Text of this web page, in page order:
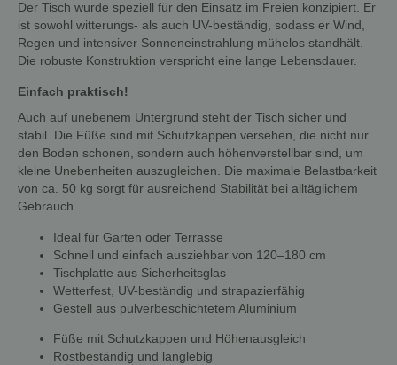
Der Tisch wurde speziell für den Einsatz im Freien konzipiert. Er
ist sowohl witterungs- als auch UV-beständig, sodass er Wind,
Regen und intensiver Sonneneinstrahlung mühelos standhält.
Die robuste Konstruktion verspricht eine lange Lebensdauer.
Einfach praktisch!
Auch auf unebenem Untergrund steht der Tisch sicher und
stabil. Die Füße sind mit Schutzkappen versehen, die nicht nur
den Boden schonen, sondern auch höhenverstellbar sind, um
kleine Unebenheiten auszugleichen. Die maximale Belastbarkeit
von ca. 50 kg sorgt für ausreichend Stabilität bei alltäglichem
Gebrauch.
Ideal für Garten oder Terrasse
Schnell und einfach ausziehbar von 120–180 cm
Tischplatte aus Sicherheitsglas
Wetterfest, UV-beständig und strapazierfähig
Gestell aus pulverbeschichtetem Aluminium
Füße mit Schutzkappen und Höhenausgleich
Rostbeständig und langlebig